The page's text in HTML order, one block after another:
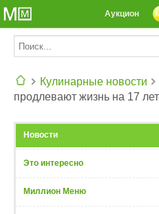
Аукцион
Кулинарные новости
продлевают жизнь на 17 лет
Новости
Это интересно
Миллион Меню